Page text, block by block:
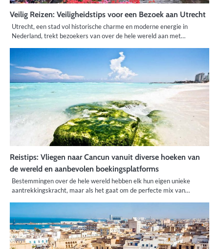
Veilig Reizen: Veiligheidstips voor een Bezoek aan Utrecht
Utrecht, een stad vol historische charme en moderne energie in
Nederland, trekt bezoekers van over de hele wereld aan met…
Reistips: Vliegen naar Cancun vanuit diverse hoeken van
de wereld en aanbevolen boekingsplatforms
Bestemmingen over de hele wereld hebben elk hun eigen unieke
aantrekkingskracht, maar als het gaat om de perfecte mix van…